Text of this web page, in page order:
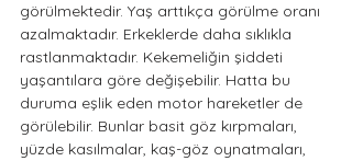
görülmektedir. Yaş arttıkça görülme oranı
azalmaktadır. Erkeklerde daha sıklıkla
rastlanmaktadır. Kekemeliğin şiddeti
yaşantılara göre değişebilir. Hatta bu
duruma eşlik eden motor hareketler de
görülebilir. Bunlar basit göz kırpmaları,
yüzde kasılmalar, kaş-göz oynatmaları,